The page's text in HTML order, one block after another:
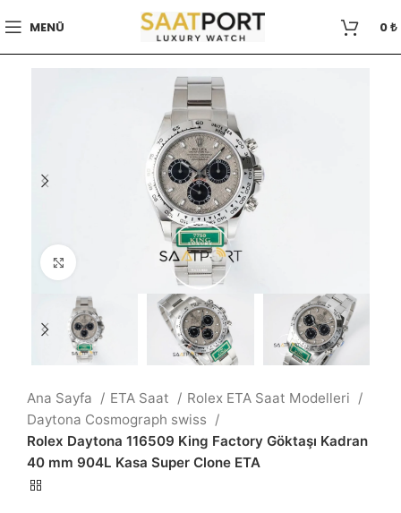
MENÜ 0₺
Büyütmek için tıklayın
Ana Sayfa ETA Saat
Rolex ETA Saat Modelleri
Daytona Cosmograph swiss
Rolex Daytona 116509 King Factory Göktaşı Kadran
40 mm 904L Kasa Super Clone ETA